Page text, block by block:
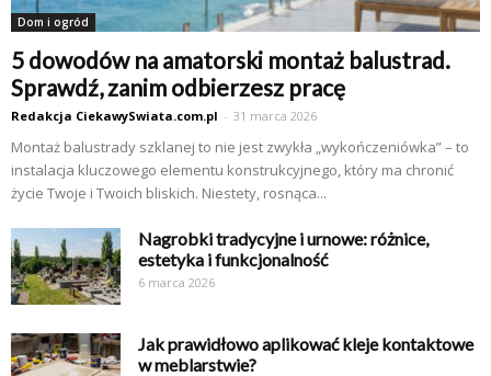
Dom i ogród
5 dowodów na amatorski montaż balustrad.
Sprawdź, zanim odbierzesz pracę
Redakcja CiekawySwiata.com.pl - 31 marca 2026
Montaż balustrady szklanej to nie jest zwykła „wykończeniówka” – to
instalacja kluczowego elementu konstrukcyjnego, który ma chronić
życie Twoje i Twoich bliskich. Niestety, rosnąca...
Nagrobki tradycyjne i urnowe: różnice,
estetyka i funkcjonalność
6 marca 2026
Jak prawidłowo aplikować kleje kontaktowe
w meblarstwie?